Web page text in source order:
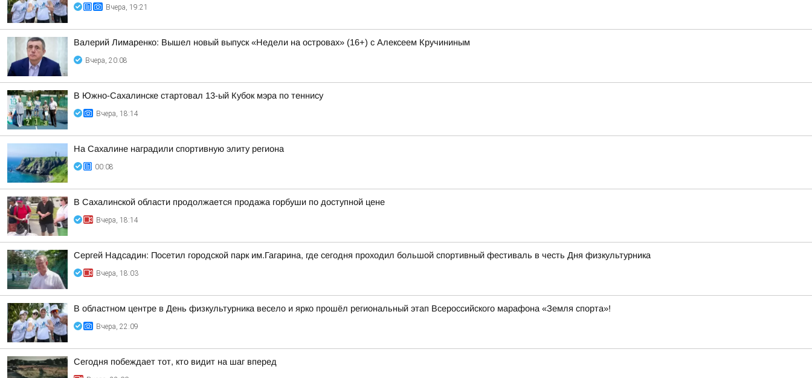
Вчера, 19:21
Валерий Лимаренко: Вышел новый выпуск «Недели на островах» (16+) с Алексеем Кручининым
Вчера, 20:08
В Южно-Сахалинске стартовал 13-ый Кубок мэра по теннису
Вчера, 18:14
На Сахалине наградили спортивную элиту региона
00:08
В Сахалинской области продолжается продажа горбуши по доступной цене
Вчера, 18:14
Сергей Надсадин: Посетил городской парк им.Гагарина, где сегодня проходил большой спортивный фестиваль в честь Дня физкультурника
Вчера, 18:03
В областном центре в День физкультурника весело и ярко прошёл региональный этап Всероссийского марафона «Земля спорта»!
Вчера, 22:09
Сегодня побеждает тот, кто видит на шаг вперед